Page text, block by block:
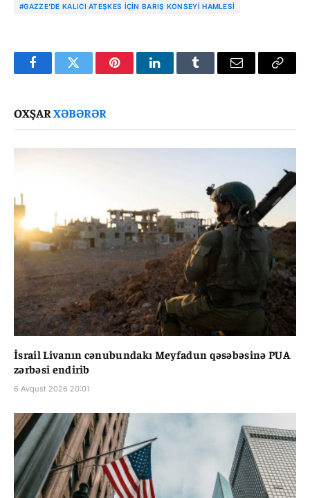
#GAZZE’DE KALICI ATEŞKES IÇIN BARIŞ KONSEYI HAMLESI
FacebookTwitter PinterestLinkedInTumblr Email
Copy
OXŞARXƏBƏRƏR
İsrail Livanın cənubundakı Meyfadun qəsəbəsinə PUA
zərbəsi endirib
6 Avqust 2026 20:01